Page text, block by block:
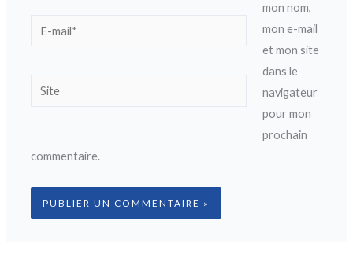
E-
Site
mon nom,
mon e-mail
et mon site
dans le
navigateur
pour mon
prochain
commentaire.